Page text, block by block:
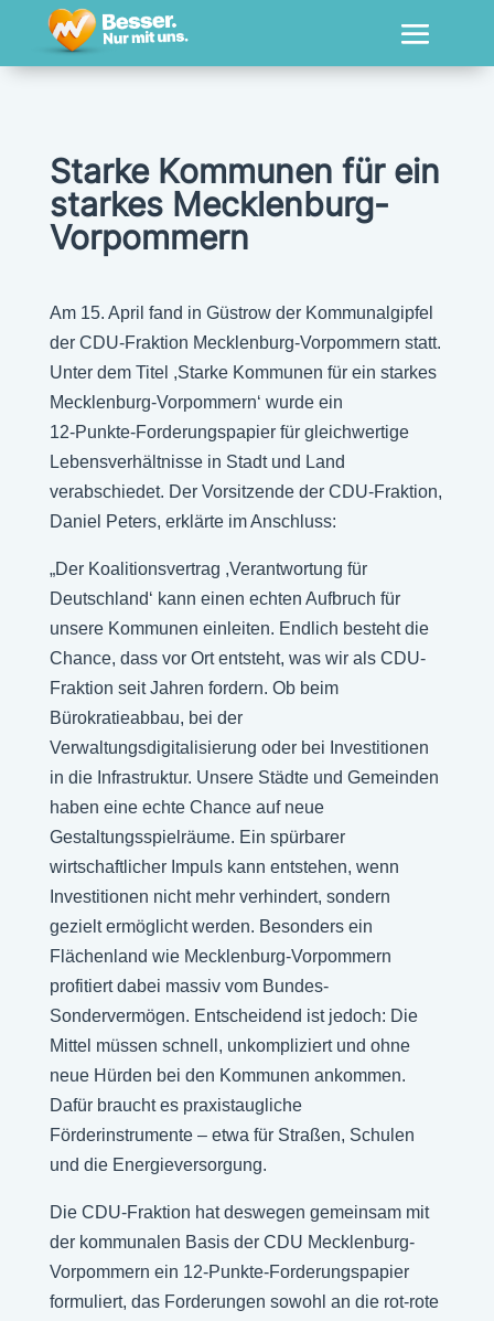
Starke Kommunen für ein
starkes Mecklenburg-
Vorpommern
Am 15. April fand in Güstrow der Kommunalgipfel
der CDU-Fraktion Mecklenburg-Vorpommern statt.
Unter dem Titel ,Starke Kommunen für ein starkes
Mecklenburg-Vorpommern‘ wurde ein
12-Punkte-Forderungspapier für gleichwertige
Lebensverhältnisse in Stadt und Land
verabschiedet. Der Vorsitzende der CDU-Fraktion,
Daniel Peters, erklärte im Anschluss:
„Der Koalitionsvertrag ,Verantwortung für
Deutschland‘ kann einen echten Aufbruch für
unsere Kommunen einleiten. Endlich besteht die
Chance, dass vor Ort entsteht, was wir als CDU-
Fraktion seit Jahren fordern. Ob beim
Bürokratieabbau, bei der
Verwaltungsdigitalisierung oder bei Investitionen
in die Infrastruktur. Unsere Städte und Gemeinden
haben eine echte Chance auf neue
Gestaltungsspielräume. Ein spürbarer
wirtschaftlicher Impuls kann entstehen, wenn
Investitionen nicht mehr verhindert, sondern
gezielt ermöglicht werden. Besonders ein
Flächenland wie Mecklenburg-Vorpommern
profitiert dabei massiv vom Bundes-
Sondervermögen. Entscheidend ist jedoch: Die
Mittel müssen schnell, unkompliziert und ohne
neue Hürden bei den Kommunen ankommen.
Dafür braucht es praxistaugliche
Förderinstrumente – etwa für Straßen, Schulen
und die Energieversorgung.
Die CDU-Fraktion hat deswegen gemeinsam mit
der kommunalen Basis der CDU Mecklenburg-
Vorpommern ein 12-Punkte-Forderungspapier
formuliert, das Forderungen sowohl an die rot-rote